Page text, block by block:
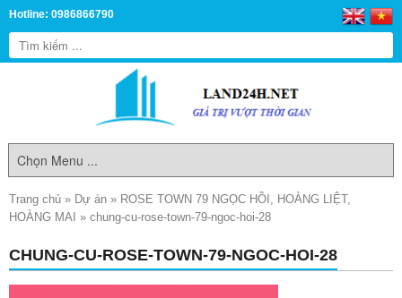
Hotline: 0986866790
Trang chủ » Dự án » ROSE TOWN 79 NGỌC HỒI, HOÀNG LIỆT,
HOÀNG MAI » chung-cu-rose-town-79-ngoc-hoi-28
CHUNG-CU-ROSE-TOWN-79-NGOC-HOI-28